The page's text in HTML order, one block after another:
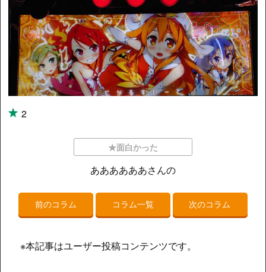
2
★面白かった
ああああああさんの
前のコラム コラム一覧 次のコラム
※本記事はユーザー投稿コンテンツです。